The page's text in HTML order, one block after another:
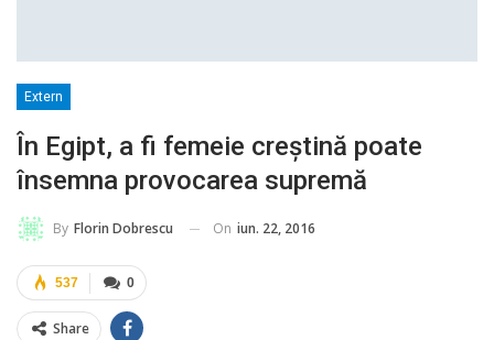
Extern
În Egipt, a fi femeie creştină poate
însemna provocarea supremă
By Florin Dobrescu On iun. 22, 2016
0
537
Share